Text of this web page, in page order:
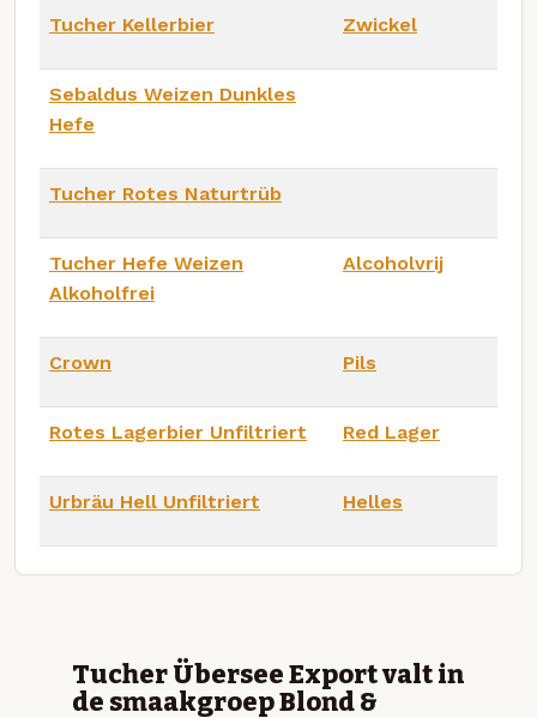
Tucher Kellerbier Zwickel
Sebaldus Weizen Dunkles
Hefe
Tucher Rotes Naturtrüb
Tucher Hefe Weizen
Alkoholfrei
Alcoholvrij
Crown Pils
Rotes Lagerbier Unfiltriert Red Lager
Urbräu Hell Unfiltriert Helles
Tucher Übersee Export valt in
de smaakgroep Blond &